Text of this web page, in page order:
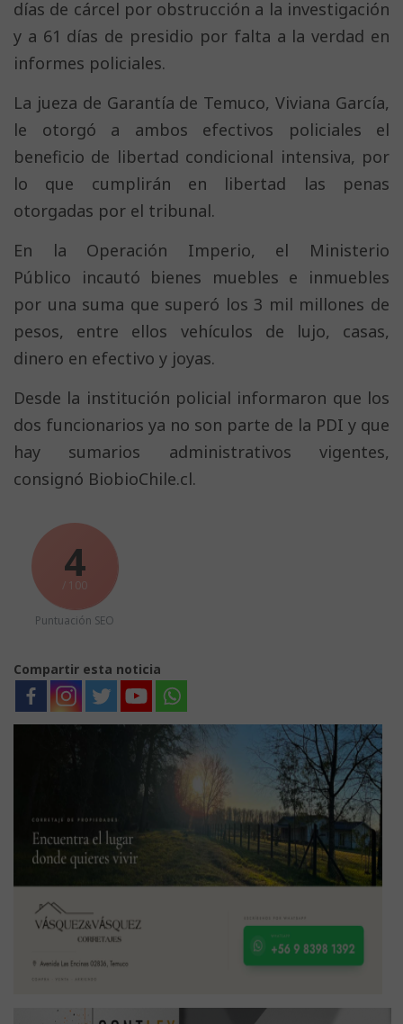
días de cárcel por obstrucción a la investigación
y a 61 días de presidio por falta a la verdad en
informes policiales.
La jueza de Garantía de Temuco, Viviana García,
le otorgó a ambos efectivos policiales el
beneficio de libertad condicional intensiva, por
lo que cumplirán en libertad las penas
otorgadas por el tribunal.
En la Operación Imperio, el Ministerio
Público incautó bienes muebles e inmuebles
por una suma que superó los 3 mil millones de
pesos, entre ellos vehículos de lujo, casas,
dinero en efectivo y joyas.
Desde la institución policial informaron que los
dos funcionarios ya no son parte de la PDI y que
hay sumarios administrativos vigentes,
consignó BiobioChile.cl.
4
/ 100
Puntuación SEO
Compartir esta noticia